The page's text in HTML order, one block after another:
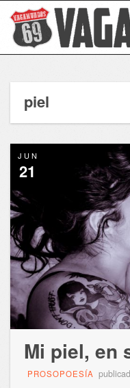
piel
JUN
21
Mi piel, en
PROSOPOESÍA